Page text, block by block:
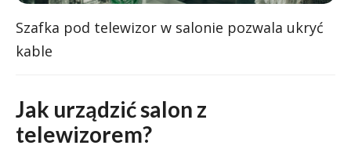
Szafka pod telewizor w salonie pozwala ukryć
kable
Jak urządzić salon z
telewizorem?